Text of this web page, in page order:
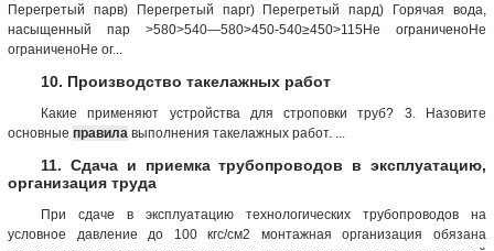
Перегретый парв) Перегретый парг) Перегретый пард) Горячая вода,
насыщенный пар >580>540—580>450-540≥450>115Не ограниченоНе
ограниченоНе ог...
10. Производство такелажных работ
Какие применяют устройства для строповки труб? 3. Назовите
основные правила выполнения такелажных работ. ...
11. Сдача и приемка трубопроводов в эксплуатацию,
организация труда
При сдаче в эксплуатацию технологических трубопроводов на
условное давление до 100 кгс/см2 монтажная организация обязана